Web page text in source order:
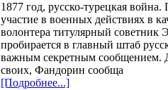
1877 год, русско-турецкая
участие в военных действиях в
волонтера титулярный советник
пробирается в главный штаб
важным секретным сообщением.
своих, Фандорин сообща
[Подробнее...]